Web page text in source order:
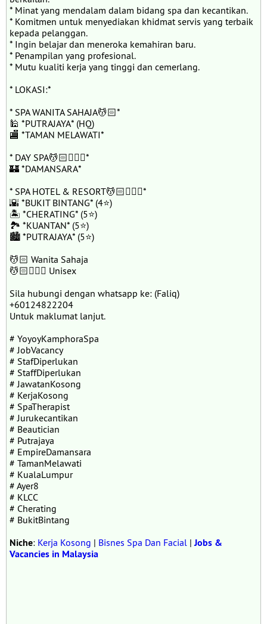
* Minat yang mendalam dalam bidang spa dan kecantikan.
* Komitmen untuk menyediakan khidmat servis yang terbaik
kepada pelanggan.
* Ingin belajar dan meneroka kemahiran baru.
* Penampilan yang profesional.
* Mutu kualiti kerja yang tinggi dan cemerlang.
* LOKASI:*
* SPA WANITA SAHAJA💆🏻*
🕌 *PUTRAJAYA* (HQ)
🏬 *TAMAN MELAWATI*
* DAY SPA💆🏻💆🏻‍♂️*
🏰 *DAMANSARA*
* SPA HOTEL & RESORT💆🏻💆🏻‍♂️*
🌇 *BUKIT BINTANG* (4⭐️)
🏝 *CHERATING* (5⭐️)
🏞 *KUANTAN* (5⭐️)
🏙 *PUTRAJAYA* (5⭐️)
💆🏻 Wanita Sahaja
💆🏻💆🏻‍♂️ Unisex
Sila hubungi dengan whatsapp ke: (Faliq)
+60124822204
Untuk maklumat lanjut.
# YoyoyKamphoraSpa
# JobVacancy
# StafDiperlukan
# StaffDiperlukan
# JawatanKosong
# KerjaKosong
# SpaTherapist
# Jurukecantikan
# Beautician
# Putrajaya
# EmpireDamansara
# TamanMelawati
# KualaLumpur
# Ayer8
# KLCC
# Cherating
# BukitBintang
Niche: Kerja Kosong | Bisnes Spa Dan Facial |Jobs &
Vacancies in Malaysia